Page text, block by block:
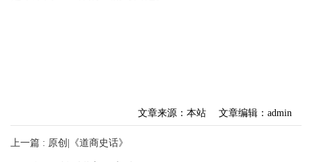
文章来源：本站 文章编辑：admin
上一篇 : 原创|《道商史话》